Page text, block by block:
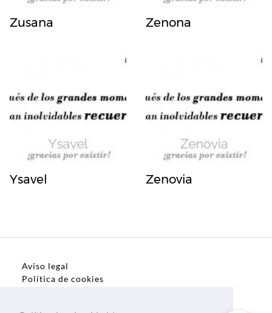
Zusana Zenona
Ysavel Zenovia
Aviso legal
Política de cookies